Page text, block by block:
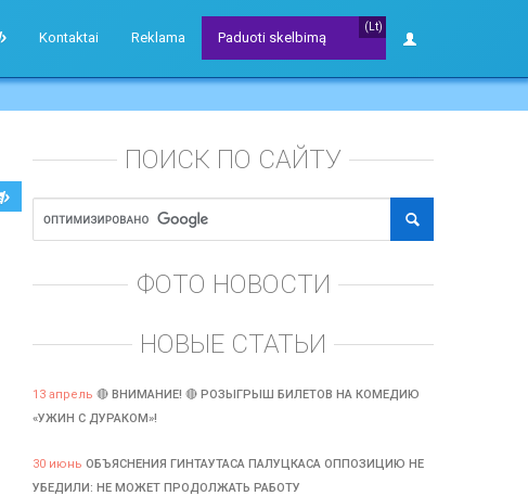
Kontaktai Reklama
(Lt)
Paduoti skelbimą
ПОИСК ПО САЙТУ
ФОТО НОВОСТИ
НОВЫЕ СТАТЬИ
13 апрель 🔴 ВНИМАНИЕ! 🔴 РОЗЫГРЫШ БИЛЕТОВ НА КОМЕДИЮ
«УЖИН С ДУРАКОМ»!
30 июнь ОБЪЯСНЕНИЯ ГИНТАУТАСА ПАЛУЦКАСА ОППОЗИЦИЮ НЕ
УБЕДИЛИ: НЕ МОЖЕТ ПРОДОЛЖАТЬ РАБОТУ